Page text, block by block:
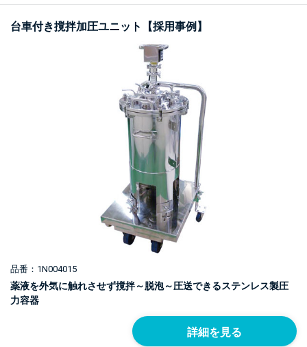
台車付き撹拌加圧ユニット【採用事例】
品番：1N004015
薬液を外気に触れさせず撹拌～脱泡～圧送できるステンレス製圧
力容器
詳細を見る